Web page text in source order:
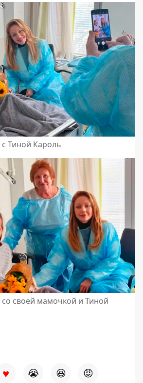
с Тиной Кароль
со своей мамочкой и Тиной
♥ 😭 😆 😡